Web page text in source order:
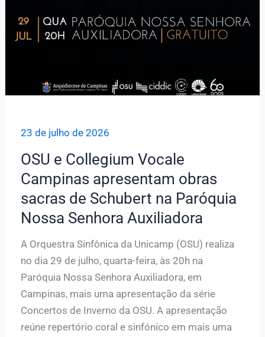
23 de julho de 2026
OSU e Collegium Vocale
Campinas apresentam obras
sacras de Schubert na Paróquia
Nossa Senhora Auxiliadora
A Orquestra Sinfônica da Unicamp (OSU) realiza
no dia 29 de julho, quarta-feira, às 20h na
Paróquia Nossa Senhora Auxiliadora, em
Campinas, mais uma apresentação da série
Concertos de Inverno da OSU. A apresentação
reúne repertório coral e sinfónico em mais uma